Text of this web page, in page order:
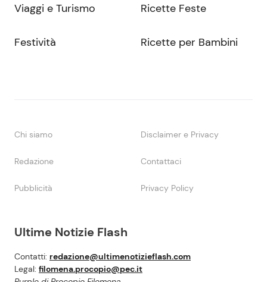
Ultime Notizie Flash
Contatti: redazione@ultimenotizieflash.com
Legal: filomena.procopio@pec.it
Viaggi e Turismo
Festività
Ricette Feste
Ricette per Bambini
Chi siamo Disclaimer e Privacy
Redazione Contattaci
Pubblicità Privacy Policy